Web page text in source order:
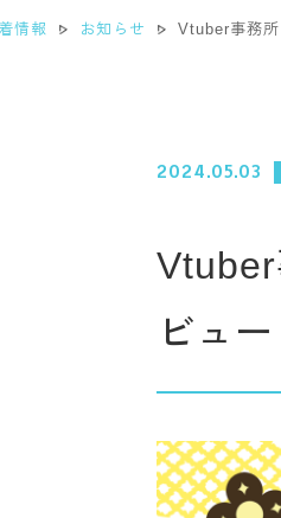
情報 お知らせ Vtuber事務
2024.05.03
ビュー